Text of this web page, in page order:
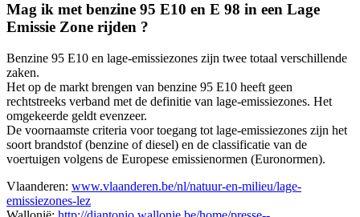
Mag ik met benzine 95 E10 en E 98 in een Lage
Emissie Zone rijden ?
Benzine 95 E10 en lage-emissiezones zijn twee totaal verschillende
zaken.
Het op de markt brengen van benzine 95 E10 heeft geen
rechtstreeks verband met de definitie van lage-emissiezones. Het
omgekeerde geldt evenzeer.
De voornaamste criteria voor toegang tot lage-emissiezones zijn het
soort brandstof (benzine of diesel) en de classificatie van de
voertuigen volgens de Europese emissienormen (Euronormen).
Vlaanderen: www.vlaanderen.be/nl/natuur-en-milieu/lage-
emissiezones-lez